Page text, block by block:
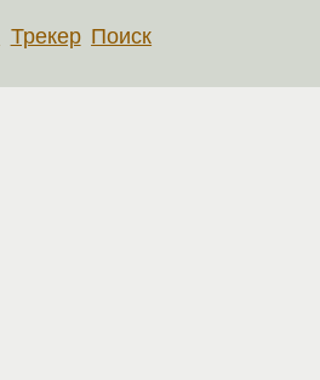
Трекер Поиск